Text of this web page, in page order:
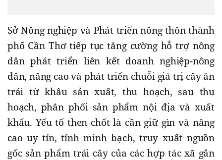
Sở Nông nghiệp và Phát triển nông thôn thành
phố Cần Thơ tiếp tục tăng cường hỗ trợ nông
dân phát triển liên kết doanh nghiệp-nông
dân, nâng cao và phát triển chuỗi giá trị cây ăn
trái từ khâu sản xuất, thu hoạch, sau thu
hoạch, phân phối sản phẩm nội địa và xuất
khẩu. Yếu tố then chốt là cần giữ gìn và nâng
cao uy tín, tính minh bạch, truy xuất nguồn
gốc sản phẩm trái cây của các hợp tác xã gắn